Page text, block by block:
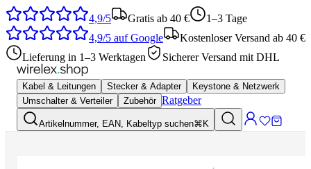
4,9/5 Gratis ab 40 €
1–3 Tage
4,9/5 auf Google
Kostenloser Versand ab 40 €
Lieferung in 1–3 Werktagen
Sicherer Versand mit DHL
Kabel & Leitungen Stecker & Adapter
Keystone & Netzwerk
Umschalter & Verteiler
Zubehör Ratgeber
Artikelnummer, EAN, Kabeltyp suchen⌘K